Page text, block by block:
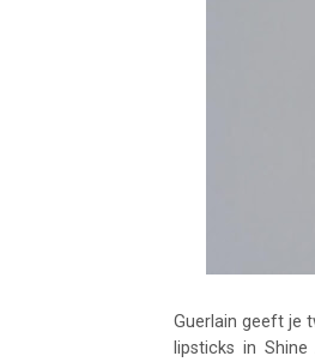
Guerlain geeft je
lipsticks in